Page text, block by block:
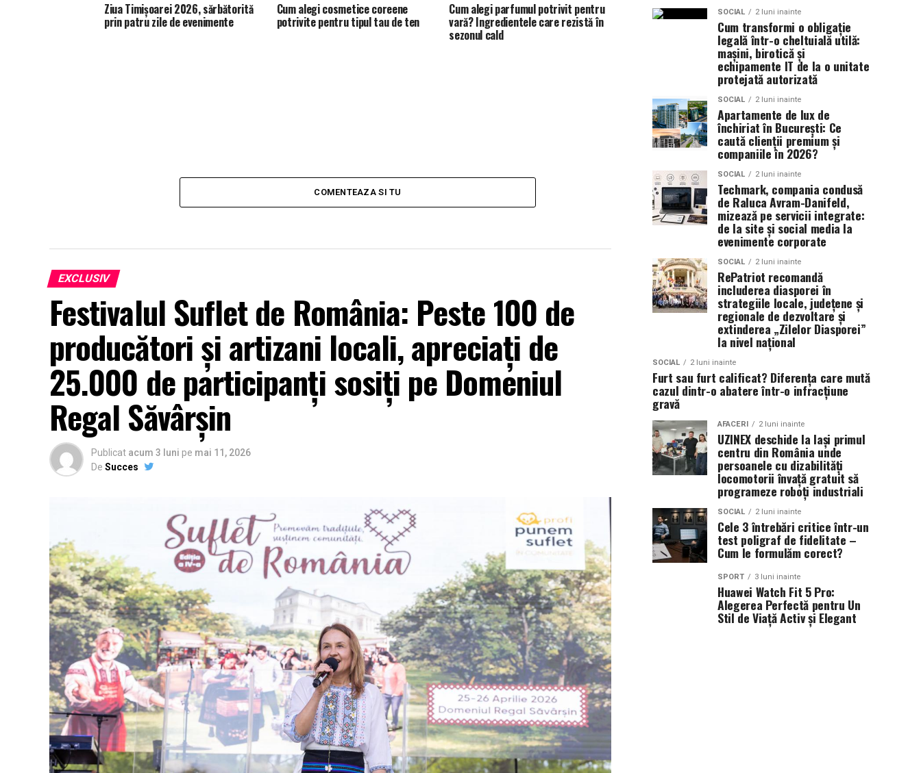
Ziua Timișoarei 2026, sărbătorită
prin patru zile de evenimente
Cum alegi cosmetice coreene
potrivite pentru tipul tau de ten
Cum alegi parfumul potrivit pentru
vară? Ingredientele care rezistă în
sezonul cald
COMENTEAZA SI TU
EXCLUSIV
Festivalul Suflet de România: Peste 100 de
producători și artizani locali, apreciați de
25.000 de participanți sosiți pe Domeniul
Regal Săvârșin
Publicat acum 3 luni pe mai 11, 2026
De Succes
SOCIAL 2 luni inainte
Cum transformi o obligație
legală într-o cheltuială utilă:
mașini, birotică și
echipamente IT de la o unitate
protejată autorizată
SOCIAL 2 luni inainte
Apartamente de lux de
închiriat în București: Ce
caută clienții premium și
companiile în 2026?
SOCIAL 2 luni inainte
Techmark, compania condusă
de Raluca Avram-Danifeld,
mizează pe servicii integrate:
de la site și social media la
evenimente corporate
SOCIAL 2 luni inainte
RePatriot recomandă
includerea diasporei în
strategiile locale, județene și
regionale de dezvoltare și
extinderea „Zilelor Diasporei”
la nivel național
SOCIAL 2 luni inainte
Furt sau furt calificat? Diferența care mută
cazul dintr-o abatere într-o infracțiune
gravă
AFACERI 2 luni inainte
UZINEX deschide la Iași primul
centru din România unde
persoanele cu dizabilități
locomotorii învață gratuit să
programeze roboți industriali
SOCIAL 2 luni inainte
Cele 3 întrebări critice într-un
test poligraf de fidelitate –
Cum le formulăm corect?
SPORT 3 luni inainte
Huawei Watch Fit 5 Pro:
Alegerea Perfectă pentru Un
Stil de Viață Activ și Elegant